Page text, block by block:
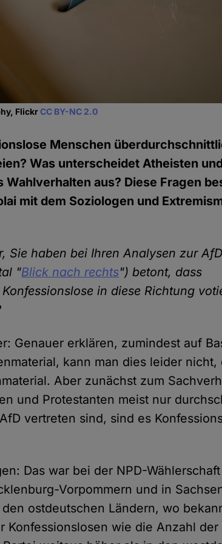
FlickrCC BY-NC 2.0
Menschen
Was unterscheidet Atheisten
Wahlverhalten aus? Diese Fragen
mit dem Soziologen und
Sie haben bei Ihren Analysen zur
"Blick nach rechts") betont, dass
in diese Richtung
Genauer erklären, zumindest auf
kann man dies leider nicht,
Aber zunächst zum
und Protestanten meist nur
vertreten sind, sind es
Das war bei der NPD-
Vorpommern und in
ostdeutschen Ländern, wo
Konfessionslosen wie die Anzahl der